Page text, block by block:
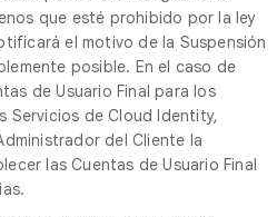
que esté prohibido por la ley
el motivo de la Suspensión
posible. En el caso de
de Usuario Final para los
Servicios de Cloud Identity,
del Cliente la
las Cuentas de Usuario Final